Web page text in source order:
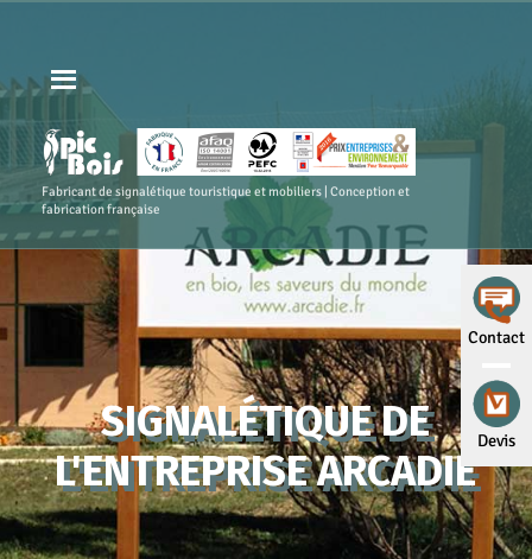
Contact
Devis
Fabricant de signalétique touristique et mobiliers | Conception et
fabrication française
SIGNALÉTIQUE DE
L'ENTREPRISE ARCADIE